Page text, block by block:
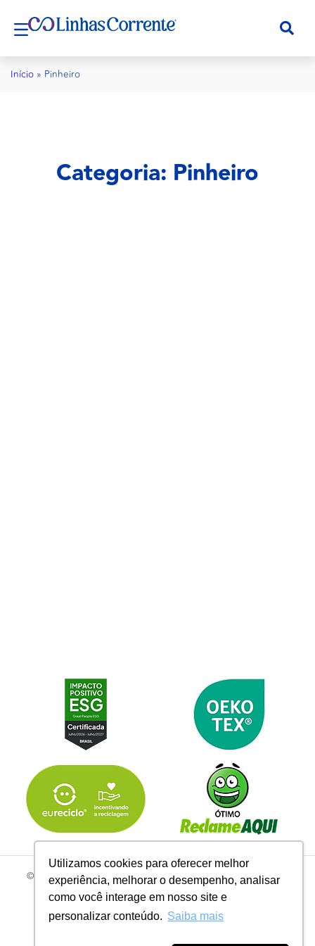
Utilizamos cookies para oferecer melhor
experiência, melhorar o desempenho, analisar
como você interage em nosso site e
personalizar conteúdo. Saiba mais
Início » Pinheiro
Categoria: Pinheiro
© 2026 | Todos os Direitos Reservados Linhas Corrente - CNPJ
R. do Manifesto, 705 - Ipiranga, São Paulo - SP, 04209-000